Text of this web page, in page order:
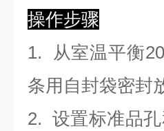
操作步骤
1. 从室温平衡
条用自封袋密封
2. 设置标准品